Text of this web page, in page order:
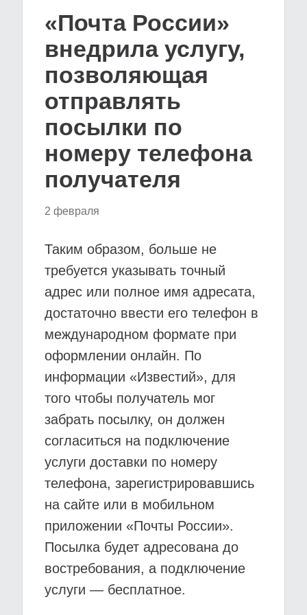
«Почта России»
внедрила услугу,
позволяющая
отправлять
посылки по
номеру телефона
получателя
2 февраля
Таким образом, больше не
требуется указывать точный
адрес или полное имя адресата,
достаточно ввести его телефон в
международном формате при
оформлении онлайн. По
информации «Известий», для
того чтобы получатель мог
забрать посылку, он должен
согласиться на подключение
услуги доставки по номеру
телефона, зарегистрировавшись
на сайте или в мобильном
приложении «Почты России».
Посылка будет адресована до
востребования, а подключение
услуги — бесплатное.